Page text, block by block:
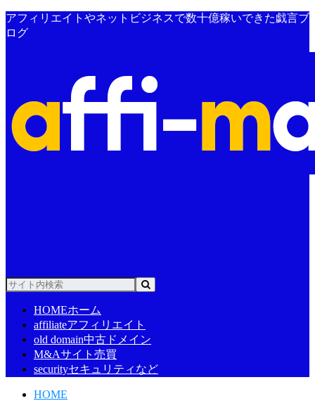
アフィリエイトやネットビジネスで数十億稼いできた戯言ブ
ログ
HOMEホーム
affiliateアフィリエイト
old domain中古ドメイン
M&Aサイト売買
securityセキュリティなど
HOME